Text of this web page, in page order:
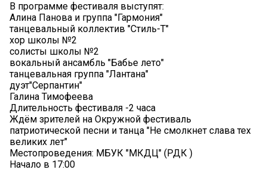
В программе фестиваля выступят:
Алина Панова и группа "Гармония"
танцевальный коллектив "Стиль-Т"
хор школы №2
солисты школы №2
вокальный ансамбль "Бабье лето"
танцевальная группа "Лантана"
дуэт"Серпантин"
Галина Тимофеева
Длительность фестиваля -2 часа
Ждём зрителей на Окружной фестиваль
патриотической песни и танца "Не смолкнет слава тех
великих лет"
Местопроведения: МБУК "МКДЦ" (РДК )
Начало в 17:00